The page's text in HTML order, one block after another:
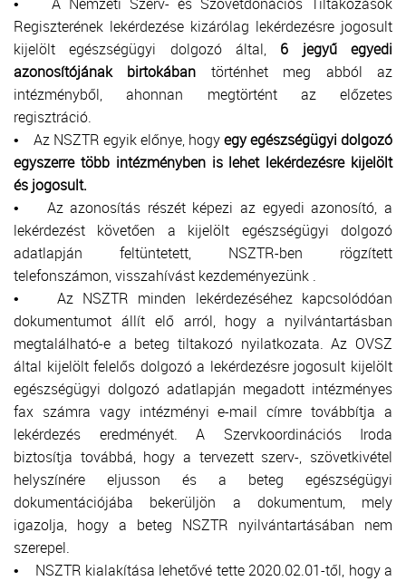
Regiszterének lekérdezése kizárólag lekérdezésre jogosult
kijelölt egészségügyi dolgozó által, 6 jegyű egyedi
azonosítójának birtokában történhet meg abból az
intézményből, ahonnan megtörtént az előzetes
regisztráció.
• Az NSZTR egyik előnye, hogyegy egészségügyi dolgozó
egyszerre több intézményben is lehet lekérdezésre kijelölt
és jogosult.
• Az azonosítás részét képezi az egyedi azonosító, a
lekérdezést követően a kijelölt egészségügyi dolgozó
adatlapján feltüntetett, NSZTR-ben rögzített
telefonszámon, visszahívást kezdeményezünk .
• Az NSZTR minden lekérdezéséhez kapcsolódóan
dokumentumot állít elő arról, hogy a nyilvántartásban
megtalálható-e a beteg tiltakozó nyilatkozata. Az OVSZ
által kijelölt felelős dolgozó a lekérdezésre jogosult kijelölt
egészségügyi dolgozó adatlapján megadott intézményes
fax számra vagy intézményi e-mail címre továbbítja a
lekérdezés eredményét. A Szervkoordinációs Iroda
biztosítja továbbá, hogy a tervezett szerv-, szövetkivétel
helyszínére eljusson és a beteg egészségügyi
dokumentációjába bekerüljön a dokumentum, mely
igazolja, hogy a beteg NSZTR nyilvántartásában nem
szerepel.
• NSZTR kialakítása lehetővé tette 2020.02.01-től, hogy a